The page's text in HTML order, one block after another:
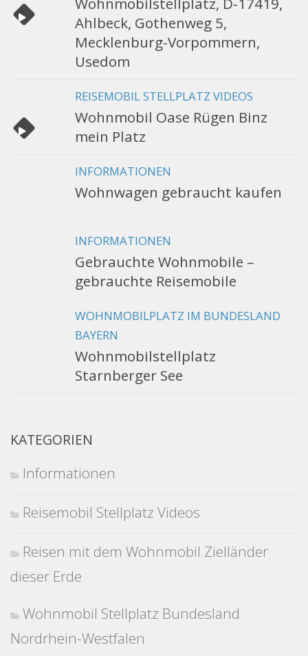
Ahlbeck, Gothenweg 5,
Mecklenburg-Vorpommern,
Usedom
REISEMOBIL STELLPLATZ VIDEOS
Wohnmobil Oase Rügen Binz
mein Platz
INFORMATIONEN
Wohnwagen gebraucht kaufen
INFORMATIONEN
Gebrauchte Wohnmobile –
gebrauchte Reisemobile
WOHNMOBILPLATZ IM BUNDESLAND
BAYERN
Wohnmobilstellplatz
Starnberger See
KATEGORIEN
Informationen
Reisemobil Stellplatz Videos
Reisen mit dem Wohnmobil Zielländer
dieser Erde
Wohnmobil Stellplatz Bundesland
Nordrhein-Westfalen